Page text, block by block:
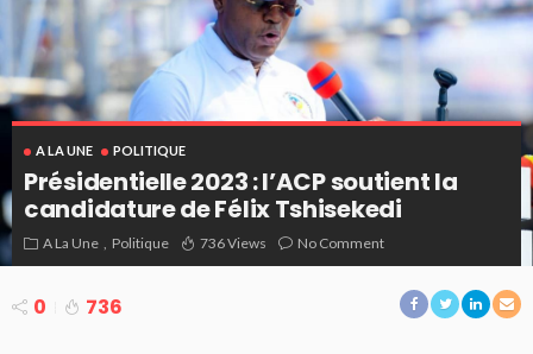
A LA UNE POLITIQUE
Présidentielle 2023 : l’ACP soutient la
candidature de Félix Tshisekedi
A La Une Politique 736 Views No Comment
0 736